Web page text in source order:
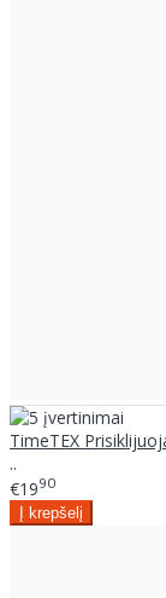
TimeTEX
..
€1990